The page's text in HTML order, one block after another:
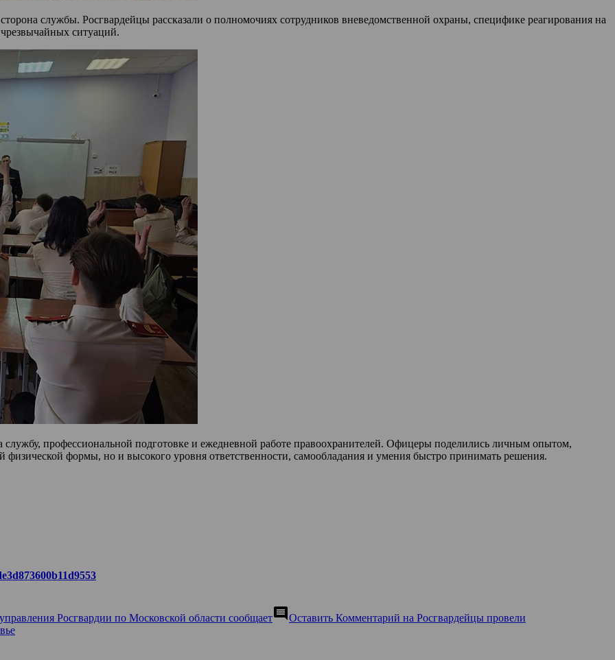
службы. Росгвардейцы рассказали о полномочиях сотрудников вневедомственной охраны, специфике реагирования на
ситуаций.
профессиональной подготовке и ежедневной работе правоохранителей. Офицеры поделились личным опытом,
физической формы, но и высокого уровня ответственности, самообладания и умения быстро принимать решения.
Росгвардии по Московской области сообщаетcomment Оставить Комментарий на Росгвардейцы провели